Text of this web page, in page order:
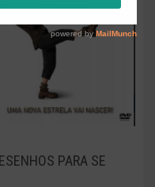
PARA SE